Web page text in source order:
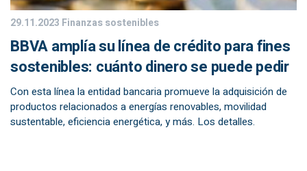
29.11.2023 Finanzas sostenibles
BBVA amplía su línea de crédito para fines
sostenibles: cuánto dinero se puede pedir
Con esta línea la entidad bancaria promueve la adquisición de
productos relacionados a energías renovables, movilidad
sustentable, eficiencia energética, y más. Los detalles.